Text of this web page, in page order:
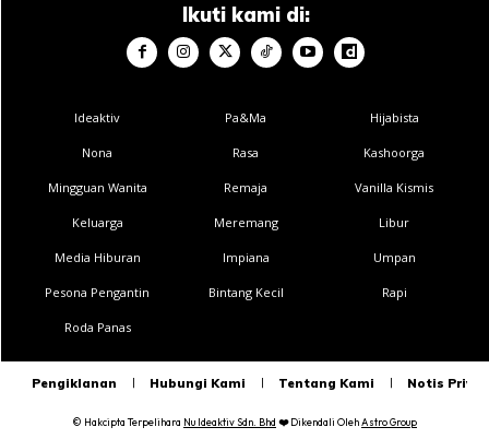
Ikuti kami di:
Ideaktiv
Nona
Mingguan Wanita
Keluarga
Media Hiburan
Pesona Pengantin
Roda Panas
Pa&Ma
Rasa
Remaja
Meremang
Impiana
Bintang Kecil
Hijabista
Kashoorga
Vanilla Kismis
Libur
Umpan
Rapi
Pengiklanan Hubungi Kami Tentang Kami Notis
© Hakcipta Terpelihara Nu Ideaktiv Sdn. Bhd ❤️Dikendali OlehAstro Group